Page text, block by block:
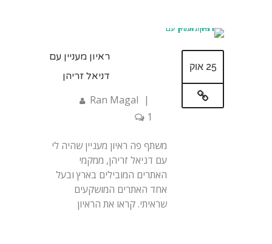
25 אוק
ראיון מעניין עם
דניאל זריהן
Ran Magal |
1
משתף פה ראיון מעניין שהיה לי
עם דניאל זריהן, ממקמי
האתרים המובילים בארץ ובעל
אחד האתרים המושקעים
שראיתי. קראו את הראיון